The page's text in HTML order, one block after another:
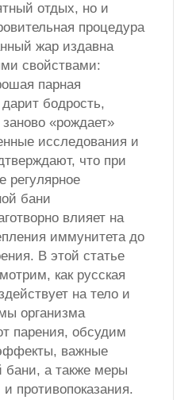
отдых, но и
процедура
жар издавна
свойствами:
парная
бодрость,
«рождает»
исследования и
что при
регулярное
бани
влияет на
иммунитета до
В этой статье
как русская
на тело и
организма
парения, обсудим
важные
бани, а также меры
противопоказания.